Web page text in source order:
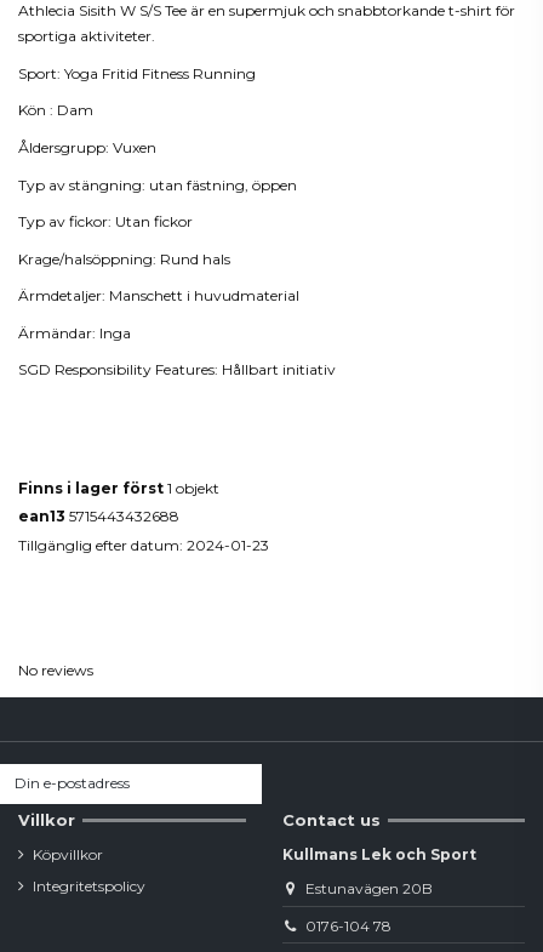
Athlecia Sisith W S/S Tee är en supermjuk och snabbtorkande t-shirt för
sportiga aktiviteter.
Sport: Yoga Fritid Fitness Running
Kön : Dam
Åldersgrupp: Vuxen
Typ av stängning: utan fästning, öppen
Typ av fickor: Utan fickor
Krage/halsöppning: Rund hals
Ärmdetaljer: Manschett i huvudmaterial
Ärmändar: Inga
SGD Responsibility Features: Hållbart initiativ
Finns i lager först 1 objekt
ean13 5715443432688
Tillgänglig efter datum: 2024-01-23
No reviews
Villkor
Köpvillkor
Integritetspolicy
Contact us
Kullmans Lek och Sport
Estunavägen 20B
0176-104 78